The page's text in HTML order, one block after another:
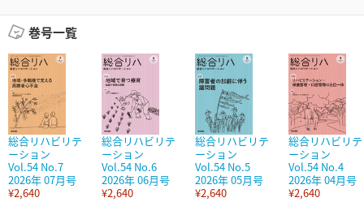
巻号一覧
総合リハビリテ
ーション
Vol.54 No.7
2026年 07月号
¥2,640
総合リハビリテ
ーション
Vol.54 No.6
2026年 06月号
¥2,640
総合リハビリテ
ーション
Vol.54 No.5
2026年 05月号
¥2,640
総合リハビリテ
ーション
Vol.54 No.4
2026年 04月号
¥2,640